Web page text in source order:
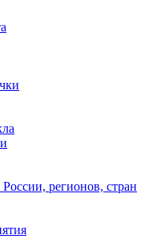
регионов, стран